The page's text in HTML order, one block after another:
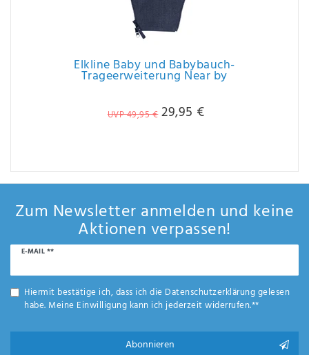
Elkline Baby und Babybauch-
Trageerweiterung Near by
UVP 49,95 € 29,95 €
Zum Newsletter anmelden und keine
Aktionen verpassen!
E-MAIL **
Newsletter
Hiermit bestätige ich, dass ich die Daten­schutz­erklärunggelesen
habe. Meine Einwilligung kann ich jederzeit widerrufen.**
Abonnieren